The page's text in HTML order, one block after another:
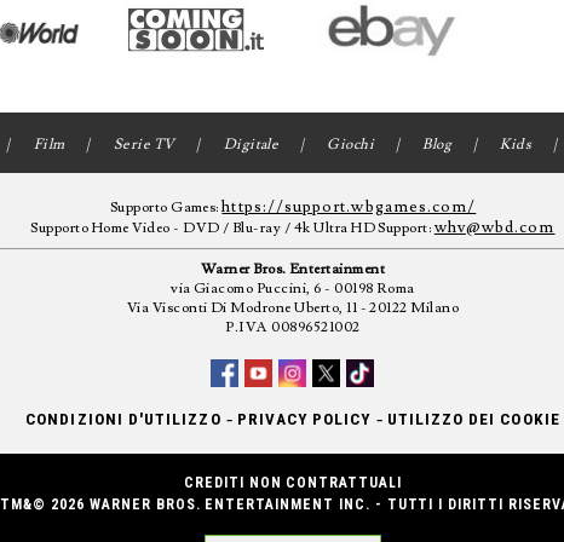
Film Serie TV Digitale Giochi Blog Kids
Supporto Games:https://support.wbgames.com/
Supporto Home Video - DVD / Blu-ray / 4k Ultra HD Support:whv@wbd.com
Warner Bros. Entertainment
via Giacomo Puccini, 6 - 00198 Roma
Via Visconti Di Modrone Uberto, 11 - 20122 Milano
P.IVA 00896521002
CONDIZIONI D'UTILIZZO - PRIVACY POLICY - UTILIZZO DEI COOKIE
CREDITI NON CONTRATTUALI
TM&© 2026 WARNER BROS. ENTERTAINMENT INC. - TUTTI I DIRITTI